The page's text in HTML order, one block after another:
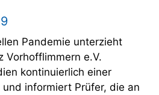
Pandemie unterzieht
Vorhofflimmern e.V.
kontinuierlich einer
und informiert Prüfer, die an